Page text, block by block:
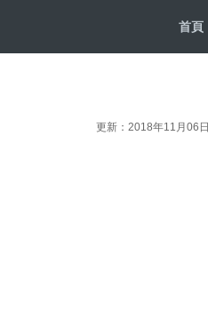
首頁
更新：2018年11月06日